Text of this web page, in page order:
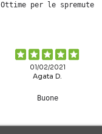
Ottime per le spremute
01/02/2021
Agata D.
Buone